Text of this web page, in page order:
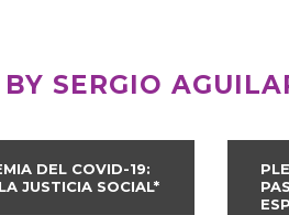
SERGIO
DEL COVID-19:
JUSTICIA SOCIAL*